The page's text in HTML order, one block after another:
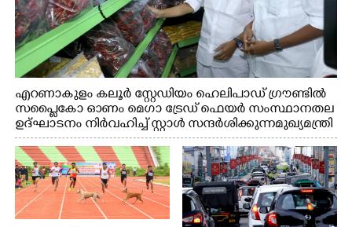
എറണാകുളം കലൂർ സ്റ്റേഡിയം ഹെലിപാഡ് ഗ്രൗണ്ടിൽ
സപ്ളൈകോ ഓണം മെഗാ ട്രേഡ് ഫെയർ സംസ്ഥാനതല
ഉദ്ഘാടനം നിർവഹിച്ച് സ്റ്റാൾ സന്ദർശിക്കുന്ന മുഖ്യമന്ത്രി
വി.ഡി. സതീശൻ. മന്ത്രി അനൂപ് ജേക്കബ് സമീപം